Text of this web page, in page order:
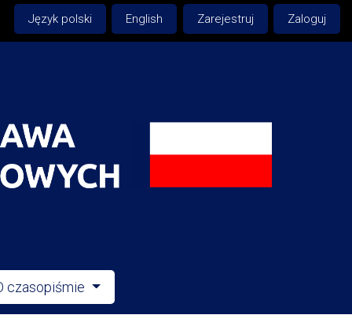
Język polski English Zarejestruj Zaloguj
czasopiśmie